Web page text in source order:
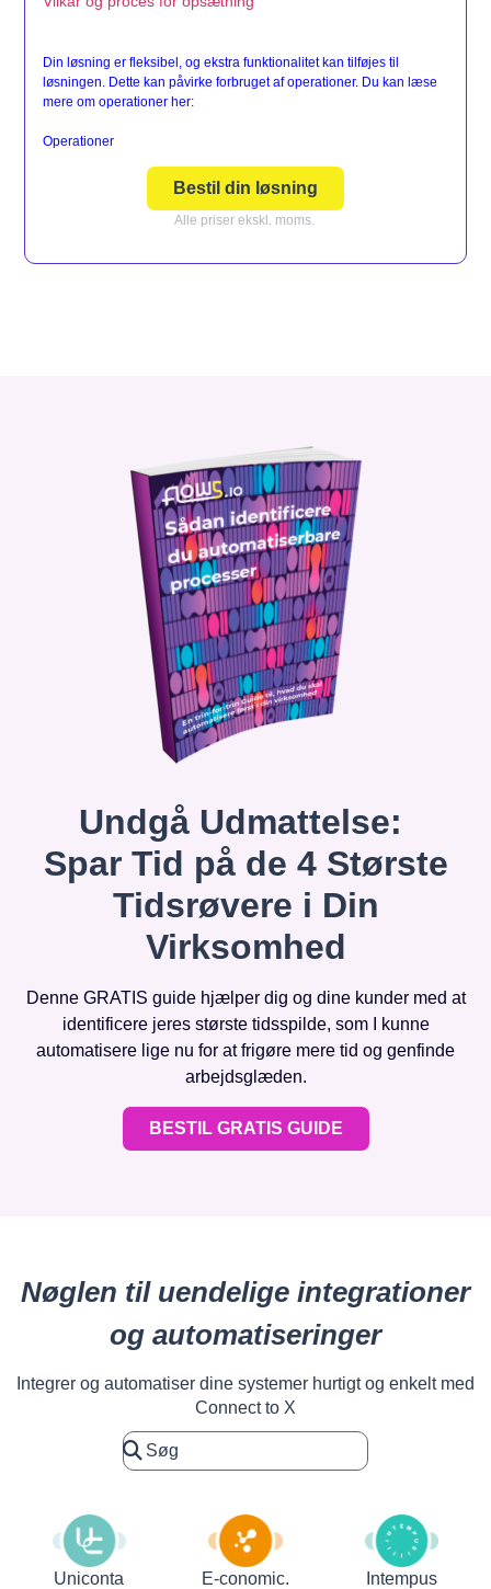
Din løsning er fleksibel, og ekstra funktionalitet kan tilføjes til
løsningen. Dette kan påvirke forbruget af operationer. Du kan læse
mere om operationer her:
Operationer
Bestil din løsning
Alle priser ekskl. moms.
Undgå Udmattelse:
Spar Tid på de 4 Største
Tidsrøvere i Din
Virksomhed
Denne GRATIS guide hjælper dig og dine kunder med at
identificere jeres største tidsspilde, som I kunne
automatisere lige nu for at frigøre mere tid og genfinde
arbejdsglæden.
BESTIL GRATIS GUIDE
Nøglen til uendelige integrationer
og automatiseringer
Integrer og automatiser dine systemer hurtigt og enkelt med
Connect to X
Uniconta E-conomic. Intempus